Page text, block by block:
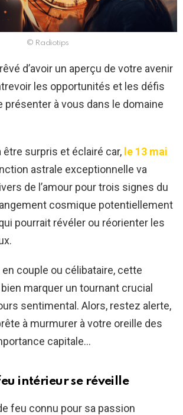
© Radiotips
d’avoir un aperçu de votre avenir
les opportunités et les défis
présenter à vous dans le domaine
être surpris et éclairé car, le 13 mai
astrale exceptionnelle va
de l’amour pour trois signes du
cosmique potentiellement
pourrait révéler ou réorienter les
couple ou célibataire, cette
marquer un tournant crucial
sentimental. Alors, restez alerte,
à murmurer à votre oreille des
capitale…
intérieur se réveille
feu connu pour sa passion